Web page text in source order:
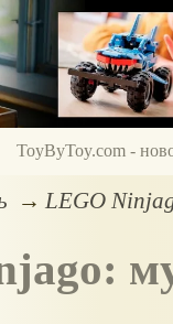
ToyByToy.com -
LEGO